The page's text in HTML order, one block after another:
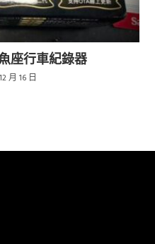
座行車紀錄器
月 16 日